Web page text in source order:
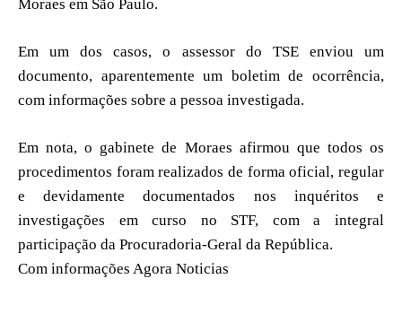
Moraes em São Paulo.
Em um dos casos, o assessor do TSE enviou um
documento, aparentemente um boletim de ocorrência,
com informações sobre a pessoa investigada.
Em nota, o gabinete de Moraes afirmou que todos os
procedimentos foram realizados de forma oficial, regular
e devidamente documentados nos inquéritos e
investigações em curso no STF, com a integral
participação da Procuradoria-Geral da República.
Com informações Agora Noticias